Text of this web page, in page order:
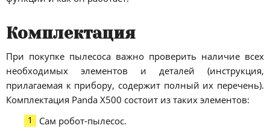
Комплектация
При покупке пылесоса важно проверить наличие всех
необходимых элементов и деталей (инструкция,
прилагаемая к прибору, содержит полный их перечень).
Комплектация Panda X500 состоит из таких элементов:
Сам робот-пылесос.